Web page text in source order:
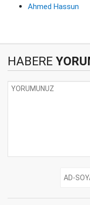
Ahmed Hassun
HABERE